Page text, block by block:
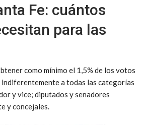
Fe: cuántos
para las
como mínimo el 1,5% de los votos
a todas las categorías
y vice; diputados y senadores
y concejales.